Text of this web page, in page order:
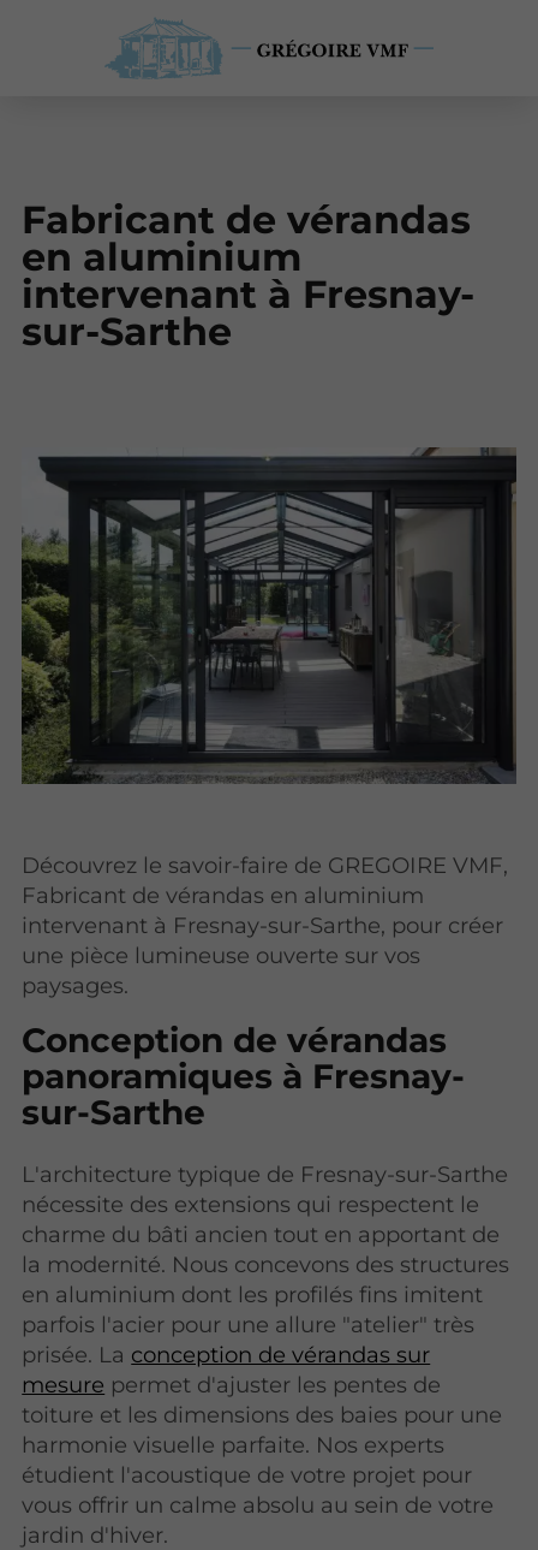
Fabricant de vérandas
en aluminium
intervenant à Fresnay-
sur-Sarthe
Découvrez le savoir-faire de GREGOIRE VMF,
Fabricant de vérandas en aluminium
intervenant à Fresnay-sur-Sarthe, pour créer
une pièce lumineuse ouverte sur vos
paysages.
Conception de vérandas
panoramiques à Fresnay-
sur-Sarthe
L'architecture typique de Fresnay-sur-Sarthe
nécessite des extensions qui respectent le
charme du bâti ancien tout en apportant de
la modernité. Nous concevons des structures
en aluminium dont les profilés fins imitent
parfois l'acier pour une allure "atelier" très
prisée. La conception de vérandas sur
mesure permet d'ajuster les pentes de
toiture et les dimensions des baies pour une
harmonie visuelle parfaite. Nos experts
étudient l'acoustique de votre projet pour
vous offrir un calme absolu au sein de votre
jardin d'hiver.